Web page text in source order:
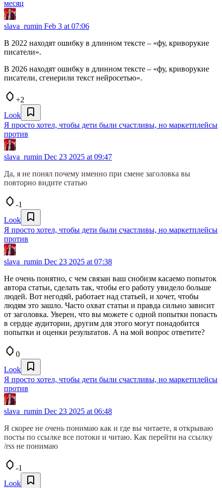
месяц
slava_rumin Feb 3 at 07:06
В 2022 находят ошибку в длинном тексте – «фу, криворукие
писатели».
В 2026 находят ошибку в длинном тексте – «фу, криворукие
писатели, сгенерили текст нейросетью».
+2
Look
Я просто хотел, чтобы дети были счастливы, но маркетплейсы
против
slava_rumin Dec 23 2025 at 09:47
Да, я не понял почему именно при смене заголовка вы
повторно видите статью
-1
Look
Я просто хотел, чтобы дети были счастливы, но маркетплейсы
против
slava_rumin Dec 23 2025 at 07:38
Не очень понятно, с чем связан ваш снобизм касаемо попыток
автора статьи, сделать так, чтобы его работу увидело больше
людей. Вот негодяй, работает над статьей, и хочет, чтобы
людям это зашло. Часто охват статьи и правда сильно зависит
от заголовка. Уверен, что вы можете с одной попытки попасть
в сердце аудитории, другим для этого могут понадобится
попытки и оценки результатов. А на мой вопрос ответите?
0
Look
Я просто хотел, чтобы дети были счастливы, но маркетплейсы
против
slava_rumin Dec 23 2025 at 06:48
Я скорее не очень понимаю как и где вы читаете, я открываю
посты по ссылке все потоки и читаю. Как перейти на ссылку
/rss не понимаю
-1
Look